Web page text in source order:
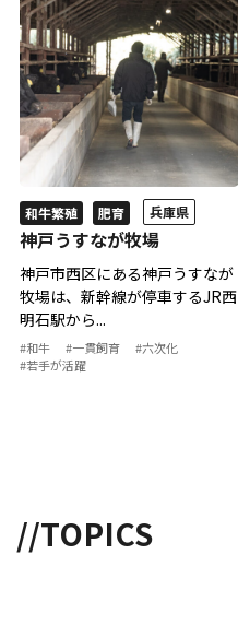
和牛繁殖 肥育 兵庫県
神戸うすなが牧場
神戸市西区にある神戸うすなが
牧場は、新幹線が停車するJR西
明石駅から...
#和牛 #一貫飼育
#六次化
#若手が活躍
//TOPICS